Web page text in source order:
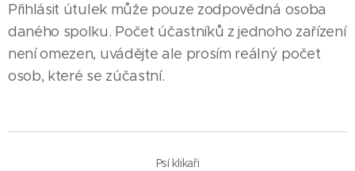
Přihlásit útulek může pouze zodpovědná osoba
daného spolku. Počet účastníků z jednoho zařízení
není omezen, uvádějte ale prosím reálný počet
osob, které se zúčastní.
Psí klikaři